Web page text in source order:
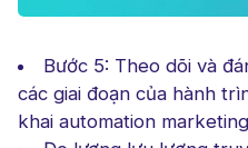
Bước 5: Theo dõi và
các giai đoạn của hành
khai automation marketing